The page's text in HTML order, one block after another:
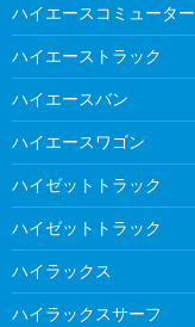
ハイエースコミューター
ハイエーストラック
ハイエースバン
ハイエースワゴン
ハイゼットトラック
ハイゼットトラック
ハイラックス
ハイラックスサーフ